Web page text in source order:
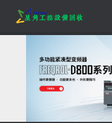
content